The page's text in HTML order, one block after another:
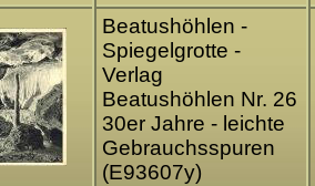
Beatushöhlen -
Spiegelgrotte -
Verlag
Beatushöhlen Nr. 26
30er Jahre - leichte
Gebrauchsspuren
(E93607y)